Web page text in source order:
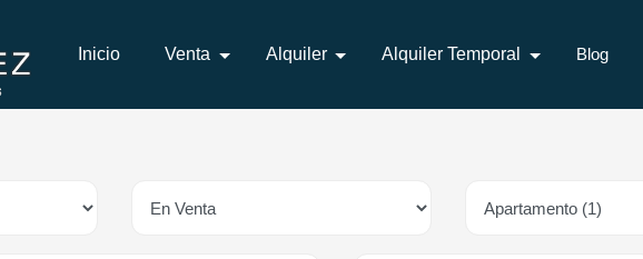
Inicio Venta Alquiler Alquiler Temporal Blog